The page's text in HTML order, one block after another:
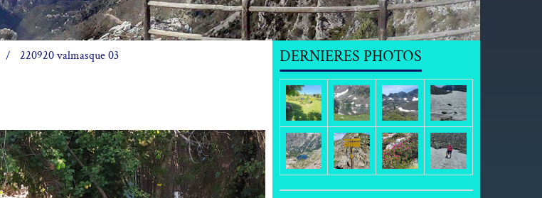
220920 valmasque 03 DERNIERES PHOTOS